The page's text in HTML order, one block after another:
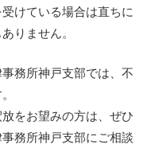
けている場合は直ちに
りません。
務所神戸支部では、不
をお望みの方は、ぜひ
務所神戸支部にご相談